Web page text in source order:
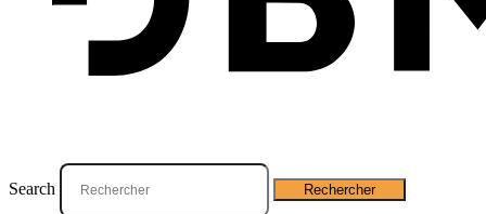
Search Rechercher